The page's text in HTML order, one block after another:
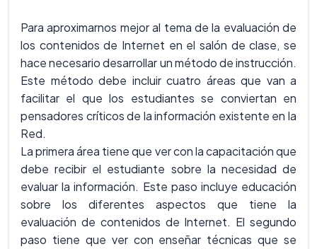
Para aproximarnos mejor al tema de la evaluación de
los contenidos de Internet en el salón de clase, se
hace necesario desarrollar un método de instrucción.
Este método debe incluir cuatro áreas que van a
facilitar el que los estudiantes se conviertan en
pensadores críticos de la información existente en la
Red.
La primera área tiene que ver con la capacitación que
debe recibir el estudiante sobre la necesidad de
evaluar la información. Este paso incluye educación
sobre los diferentes aspectos que tiene la
evaluación de contenidos de Internet. El segundo
paso tiene que ver con enseñar técnicas que se